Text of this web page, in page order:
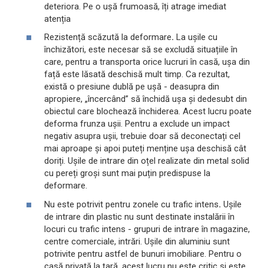
deteriora. Pe o ușă frumoasă, îți atrage imediat
atenția
Rezistență scăzută la deformare. La ușile cu
închizători, este necesar să se excludă situațiile în
care, pentru a transporta orice lucruri în casă, ușa din
față este lăsată deschisă mult timp. Ca rezultat,
există o presiune dublă pe ușă - deasupra din
apropiere, „încercând” să închidă ușa și dedesubt din
obiectul care blochează închiderea. Acest lucru poate
deforma frunza ușii. Pentru a exclude un impact
negativ asupra ușii, trebuie doar să deconectați cel
mai aproape și apoi puteți menține ușa deschisă cât
doriți. Ușile de intrare din oțel realizate din metal solid
cu pereți groși sunt mai puțin predispuse la
deformare.
Nu este potrivit pentru zonele cu trafic intens. Ușile
de intrare din plastic nu sunt destinate instalării în
locuri cu trafic intens - grupuri de intrare în magazine,
centre comerciale, intrări. Ușile din aluminiu sunt
potrivite pentru astfel de bunuri imobiliare. Pentru o